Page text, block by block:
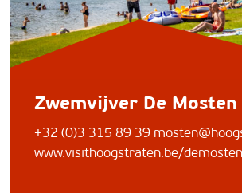
Zwemvijver De Mosten
+32 (0)3 315 89 39
www.visithoogstraten.be/demosten